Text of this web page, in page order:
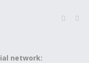
network: